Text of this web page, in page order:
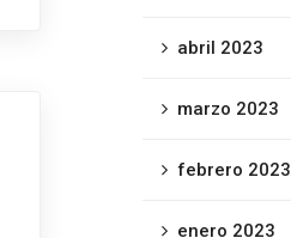
abril 2023
marzo 2023
febrero 2023
enero 2023